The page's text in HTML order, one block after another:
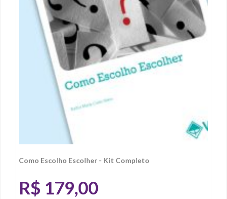
Como Escolho Escolher - Kit Completo
R$ 179,00